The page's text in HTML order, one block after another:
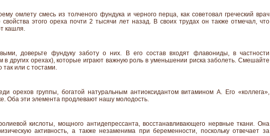
омлету смесь из толченого фундука и черного перца, как советовал греческий врач
этого ореха почти 2 тысячи лет назад. В своих трудах он также отмечал, что
кашля.
доверьте фундуку заботу о них. В его состав входят флавониды, в частности
других орехах), которые играют важную роль в уменьшении риска заболеть. Смешайте
так или с тостами.
орехов группы, богатой натуральным антиоксидантом витамином А. Его «коллега»,
Оба эти элемента продлевают нашу молодость.
кислоты, мощного антидепрессанта, восстанавливающего нервные ткани. Она
активность, а также незаменима при беременности, поскольку отвечает за